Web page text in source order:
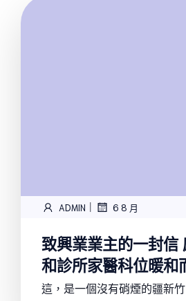
ADMIN | 6 8 月
致興業業主的一封信
和診所家醫科位暖和
這，是一個沒有硝煙的疆新